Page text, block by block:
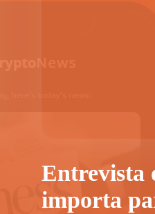
Entrevista
importa